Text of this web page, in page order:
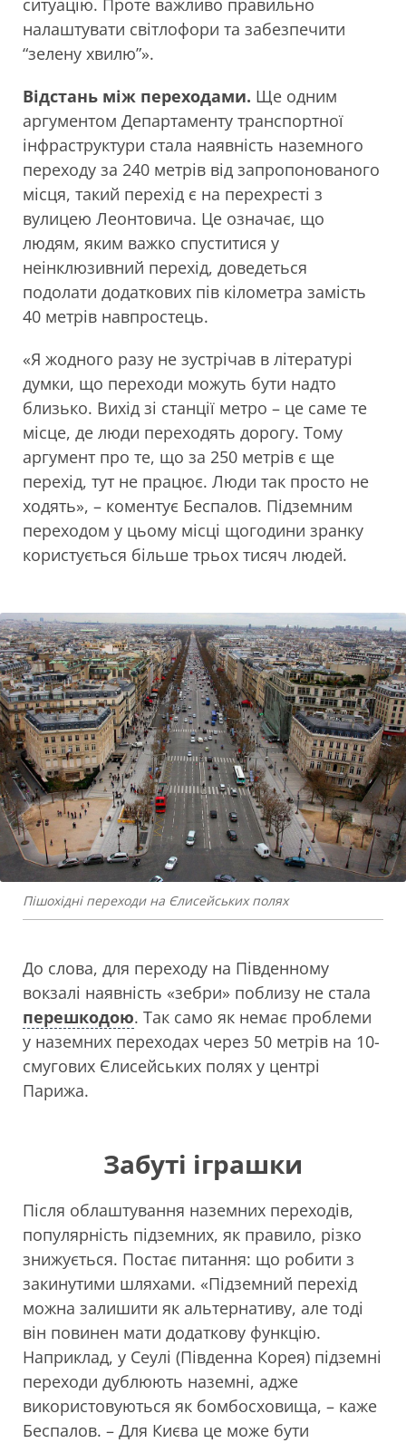
налаштувати світлофори та забезпечити
“зелену хвилю”».
Відстань між переходами. Ще одним
аргументом Департаменту транспортної
інфраструктури стала наявність наземного
переходу за 240 метрів від запропонованого
місця, такий перехід є на перехресті з
вулицею Леонтовича. Це означає, що
людям, яким важко спуститися у
неінклюзивний перехід, доведеться
подолати додаткових пів кілометра замість
40 метрів навпростець.
«Я жодного разу не зустрічав в літературі
думки, що переходи можуть бути надто
близько. Вихід зі станції метро – це саме те
місце, де люди переходять дорогу. Тому
аргумент про те, що за 250 метрів є ще
перехід, тут не працює. Люди так просто не
ходять», – коментує Беспалов. Підземним
переходом у цьому місці щогодини зранку
користується більше трьох тисяч людей.
Пішохідні переходи на Єлисейських полях
До слова, для переходу на Південному
вокзалі наявність «зебри» поблизу не стала
перешкодою. Так само як немає проблеми
у наземних переходах через 50 метрів на 10-
смугових Єлисейських полях у центрі
Парижа.
Забуті іграшки
Після облаштування наземних переходів,
популярність підземних, як правило, різко
знижується. Постає питання: що робити з
закинутими шляхами. «Підземний перехід
можна залишити як альтернативу, але тоді
він повинен мати додаткову функцію.
Наприклад, у Сеулі (Південна Корея) підземні
переходи дублюють наземні, адже
використовуються як бомбосховища, – каже
Беспалов. – Для Києва це може бути